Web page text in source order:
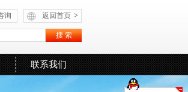
返回首页 >
询
联系我们